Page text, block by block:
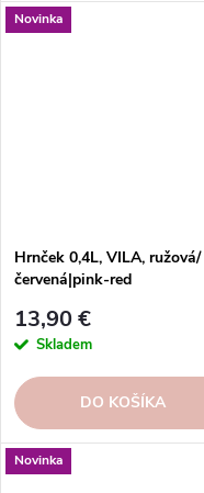
Novinka
Hrnček 0,4L, VILA, ružová/
červená|pink-red
13,90 €
Skladem
DO KOŠÍKA
Novinka